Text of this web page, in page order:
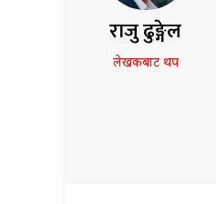
राजु ढुङ्गेल
लेखकबाट थप